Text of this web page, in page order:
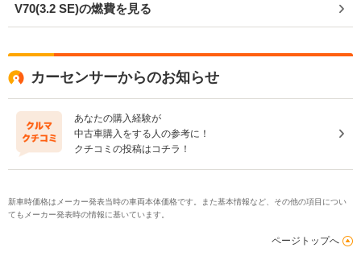
V70(3.2 SE)の燃費を見る
カーセンサーからのお知らせ
あなたの購入経験が
中古車購入をする人の参考に！
クチコミの投稿はコチラ！
新車時価格はメーカー発表当時の車両本体価格です。また基本情報など、その他の項目につい
てもメーカー発表時の情報に基いています。
ページトップへ